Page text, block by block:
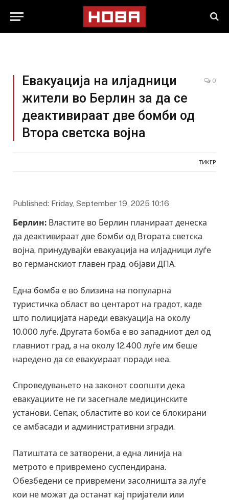
Евакуација на илјадници
жители во Берлин за да се
деактивираат две бомби од
Втора светска војна
0
ТИКЕР
Published: Friday, September 19, 2025 10:16
Берлин: Властите во Берлин планираат денеска
да деактивираат две бомби од Втората светска
војна, принудувајќи евакуација на илјадници луѓе
во германскиот главен град, објави ДПА.
Една бомба е во близина на популарна
туристичка област во центарот на градот, каде
што полицијата нареди евакуација на околу
10.000 луѓе. Другата бомба е во западниот дел од
главниот град, а на околу 12.400 луѓе им беше
наредено да се евакуираат поради неа.
Спроведувањето на законот соопшти дека
евакуациите не ги засегнале медицинските
установи. Сепак, областите во кои се блокирани
се амбасади и административни згради.
Патиштата се затворени, а една линија на
метрото е привремено суспендирана.
Обезбедени се привремени засолништа за луѓе
кои не можат да останат кај пријатели или